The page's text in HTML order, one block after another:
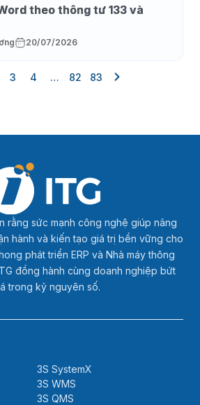
theo thông tư 133 và
20/07/2026
3 4 … 82 83
rằng sức mạnh công nghệ giúp nâng
hành và kiến tạo giá trị bền vững cho
phát triển ERP và Nhà máy thông
đồng hành cùng doanh nghiệp bứt
trong kỷ nguyên số.
3S SystemX
3S WMS
3S QMS